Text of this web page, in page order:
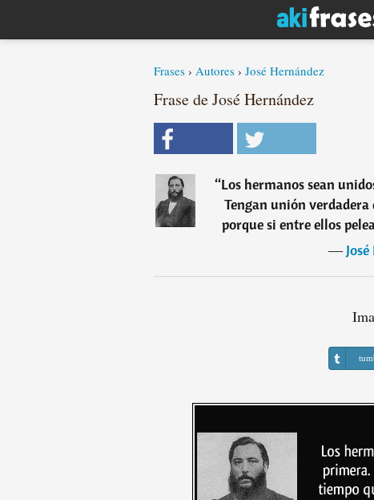
Frases › Autores › José Hernández
Frase de José Hernández
“Los hermanos sean
Tengan unión
porque si entre ellos
―